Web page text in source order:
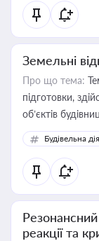
Земельні
Про що тема:
підготовки,
об’єктів
Будівельна
реакції та